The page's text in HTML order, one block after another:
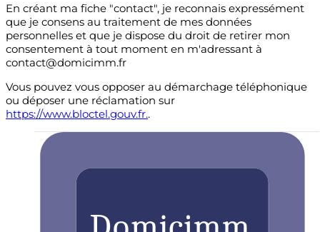
En créant ma fiche "contact", je reconnais expressément
que je consens au traitement de mes données
personnelles et que je dispose du droit de retirer mon
consentement à tout moment en m'adressant à
contact@domicimm.fr
Vous pouvez vous opposer au démarchage téléphonique
ou déposer une réclamation sur
https://www.bloctel.gouv.fr..